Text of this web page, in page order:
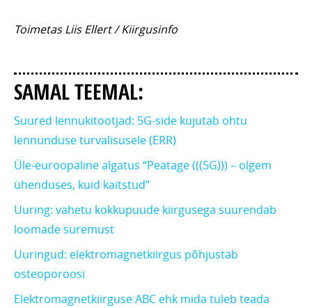
Toimetas Liis Ellert / Kiirgusinfo
SAMAL TEEMAL:
Suured lennukitootjad: 5G-side kujutab ohtu
lennunduse turvalisusele (ERR)
Üle-euroopaline algatus “Peatage (((5G))) – olgem
ühenduses, kuid kaitstud”
Uuring: vahetu kokkupuude kiirgusega suurendab
loomade suremust
Uuringud: elektromagnetkiirgus põhjustab
osteoporoosi
Elektromagnetkiirguse ABC ehk mida tuleb teada